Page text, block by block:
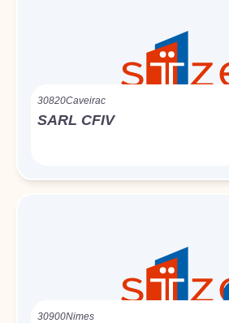
30820Caveirac
SARL CFIV
30900Nimes